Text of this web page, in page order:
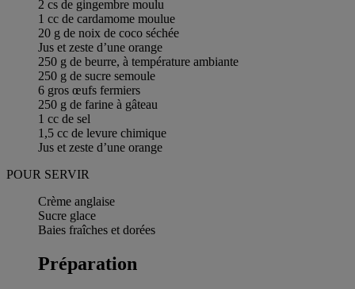
2 cs de gingembre moulu
1 cc de cardamome moulue
20 g de noix de coco séchée
Jus et zeste d’une orange
250 g de beurre, à température ambiante
250 g de sucre semoule
6 gros œufs fermiers
250 g de farine à gâteau
1 cc de sel
1,5 cc de levure chimique
Jus et zeste d’une orange
POUR SERVIR
Crème anglaise
Sucre glace
Baies fraîches et dorées
Préparation